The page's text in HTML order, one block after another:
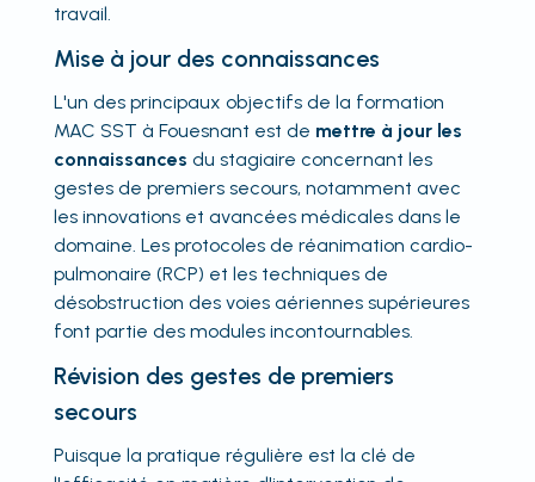
travail.
Mise à jour des connaissances
L'un des principaux objectifs de la formation
MAC SST à Fouesnant est de mettre à jour les
connaissances du stagiaire concernant les
gestes de premiers secours, notamment avec
les innovations et avancées médicales dans le
domaine. Les protocoles de réanimation cardio-
pulmonaire (RCP) et les techniques de
désobstruction des voies aériennes supérieures
font partie des modules incontournables.
Révision des gestes de premiers
secours
Puisque la pratique régulière est la clé de